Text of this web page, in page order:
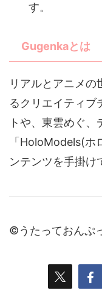
す。
Gugenkaとは
リアルとアニメ
るクリエイティブ
トや、東雲めぐ
「HoloModels(ホ
ンテンツを手掛け
©うたっておんぷ